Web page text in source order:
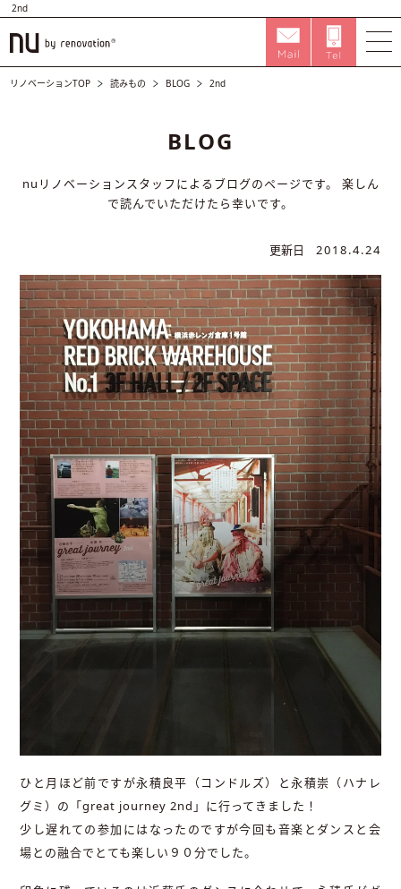
2nd
リノベーションTOP 読みもの BLOG 2nd
BLOG
nuリノベーションスタッフによるブログのページです。
楽しん
で読んでいただけたら幸いです。
更新日 2018.4.24
ひと月ほど前ですが永積良平（コンドルズ）と永積崇（ハナレ
グミ）の「great journey 2nd」に行ってきました！
少し遅れての参加にはなったのですが今回も音楽とダンスと会
場との融合でとても楽しい９０分でした。